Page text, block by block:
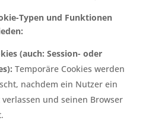
Typen und Funktionen
(auch: Session- oder
Temporäre Cookies werden
nachdem ein Nutzer ein
und seinen Browser